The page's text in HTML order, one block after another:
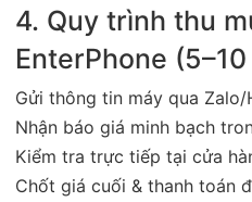
4. Quy trình thu
EnterPhone
Gửi thông tin máy qua Zalo/
Nhận báo giá minh bạch
Kiểm tra trực tiếp tại cửa
Chốt giá cuối & thanh toán